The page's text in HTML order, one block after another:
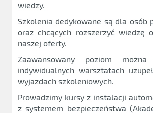
wiedzy.
Szkolenia dedykowane są dla osób
oraz chcących rozszerzyć wiedzę
naszej oferty.
Zaawansowany poziom
indywidualnych warsztatach
wyjazdach szkoleniowych.
Prowadzimy kursy z instalacji
z systemem bezpieczeństwa